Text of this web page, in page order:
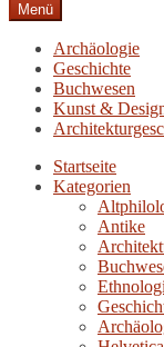
Menü
Archäologie
Geschichte
Buchwesen
Kunst &
Startseite
Kategorien
Antike